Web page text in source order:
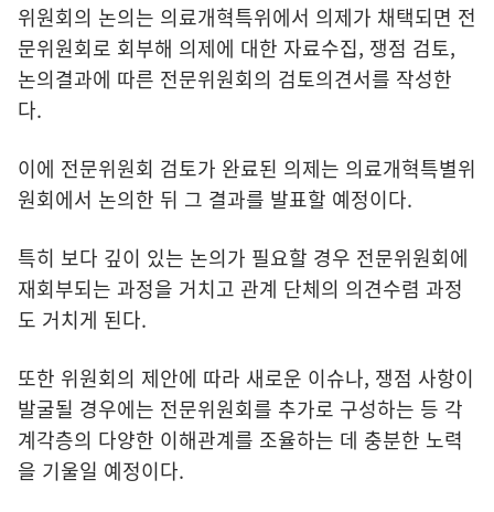
위원회의 논의는 의료개혁특위에서 의제가 채택되면 전
문위원회로 회부해 의제에 대한 자료수집, 쟁점 검토,
논의결과에 따른 전문위원회의 검토의견서를 작성한
다.
이에 전문위원회 검토가 완료된 의제는 의료개혁특별위
원회에서 논의한 뒤 그 결과를 발표할 예정이다.
특히 보다 깊이 있는 논의가 필요할 경우 전문위원회에
재회부되는 과정을 거치고 관계 단체의 의견수렴 과정
도 거치게 된다.
또한 위원회의 제안에 따라 새로운 이슈나, 쟁점 사항이
발굴될 경우에는 전문위원회를 추가로 구성하는 등 각
계각층의 다양한 이해관계를 조율하는 데 충분한 노력
을 기울일 예정이다.